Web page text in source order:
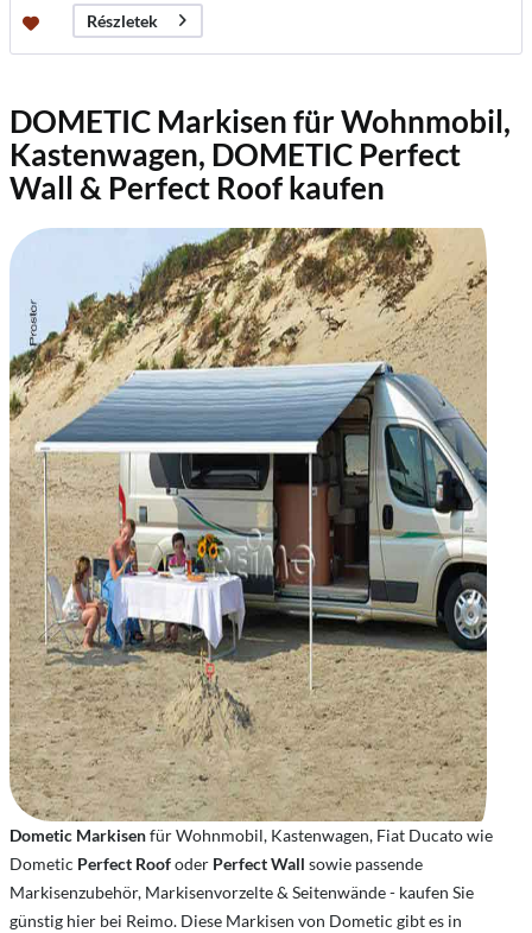
Részletek
DOMETIC Markisen für Wohnmobil,
Kastenwagen, DOMETIC Perfect
Wall & Perfect Roof kaufen
Dometic Markisenfür Wohnmobil, Kastenwagen, Fiat Ducato wie
Dometic Perfect Roofoder Perfect Wall sowie passende
Markisenzubehör, Markisenvorzelte & Seitenwände - kaufen Sie
günstig hier bei Reimo. Diese Markisen von Dometic gibt es in